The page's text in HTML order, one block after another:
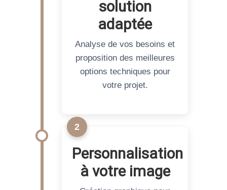
solution
adaptée
Analyse de vos besoins et
proposition des meilleures
options techniques pour
votre projet.
étape :
Étude approfondie
de votre fichier
2
Personnalisation
à votre image